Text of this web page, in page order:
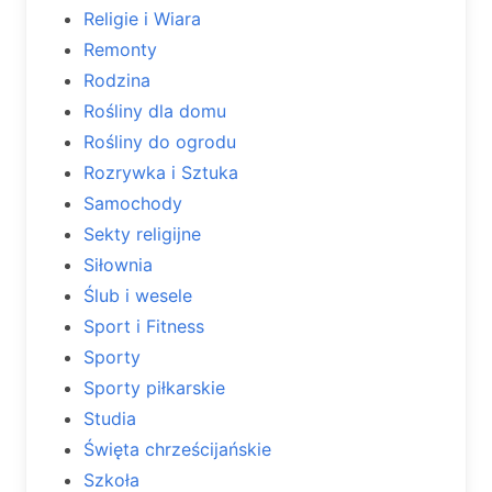
Religie i Wiara
Remonty
Rodzina
Rośliny dla domu
Rośliny do ogrodu
Rozrywka i Sztuka
Samochody
Sekty religijne
Siłownia
Ślub i wesele
Sport i Fitness
Sporty
Sporty piłkarskie
Studia
Święta chrześcijańskie
Szkoła